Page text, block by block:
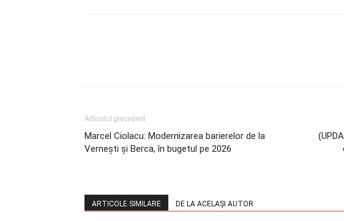
Articolul precedent
Marcel Ciolacu: Modernizarea barierelor de la
Vernești și Berca, în bugetul pe 2026
ARTICOLE SIMILARE DE LA ACELAȘI AUTOR